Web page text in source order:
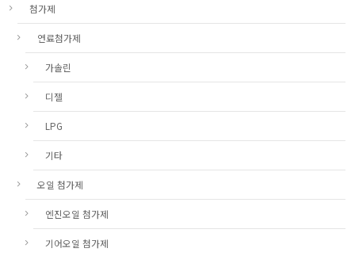
첨가제
연료첨가제
가솔린
디젤
LPG
기타
오일 첨가제
엔진오일 첨가제
기어오일 첨가제